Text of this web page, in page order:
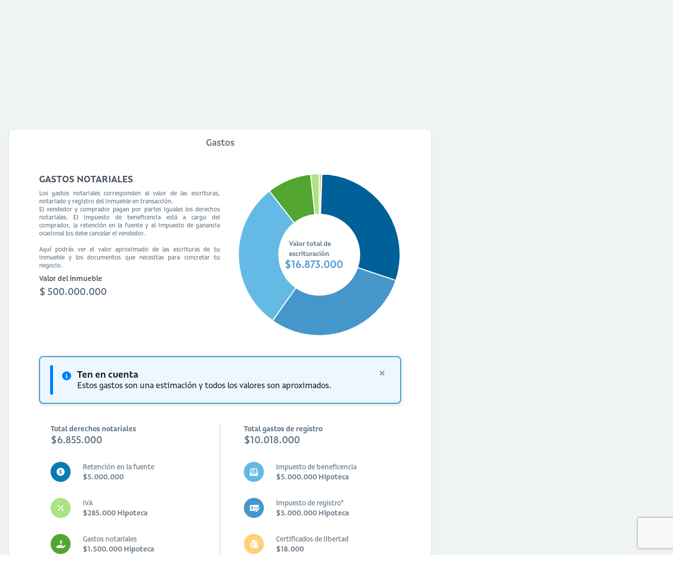
Gastos
GASTOS NOTARIALES
Los gastos notariales corresponden al valor de las escrituras,
notariado y registro del inmueble en transacción.
El vendedor y comprador pagan por partes iguales los derechos
notariales. El impuesto de beneficencia está a cargo del
comprador, la retención en la fuente y el impuesto de ganancia
ocasional los debe cancelar el vendedor.
Aquí podrás ver el valor aproximado de las escrituras de tu
inmueble y los documentos que necesitas para concretar tu
negocio.
Valor del inmueble
$ 500.000.000
Valor total de
escrituración
$16.873.000
Ten en cuenta
Estos gastos son una estimación y todos los valores son aproximados.
Total derechos notariales
$6.855.000
Retención en la fuente
$5.000.000
IVA
$285.000 Hipoteca
Gastos notariales
$1.500.000 Hipoteca
Total gastos de registro
$10.018.000
Impuesto de beneficencia
$5.000.000 Hipoteca
Impuesto de registro*
$5.000.000 Hipoteca
Certificados de libertad
$18.000